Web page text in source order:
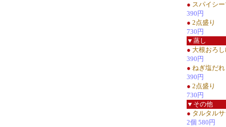
● スパイシ
390円
● 2点盛り
730円
▼蒸し
● 大根おろ
390円
● ねぎ塩だれ
390円
● 2点盛り
730円
▼その他
● タルタル
2個 580円